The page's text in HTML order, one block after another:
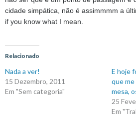
cidade simpática, não é assimmmm a
if you know what I mean.
Relacionado
Nada a ver!
15 Dezembro, 2011
Em "Sem categoria"
E hoje
que
mesa,
25
Em